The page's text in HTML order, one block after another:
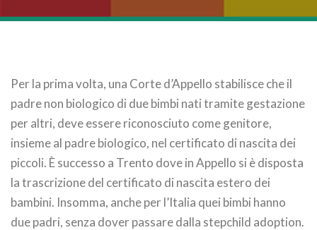
Per la prima volta, una Corte d’Appello stabilisce che il
padre non biologico di due bimbi nati tramite gestazione
per altri, deve essere riconosciuto come genitore,
insieme al padre biologico, nel certificato di nascita dei
piccoli. È successo a Trento dove in Appello si è disposta
la trascrizione del certificato di nascita estero dei
bambini. Insomma, anche per l’Italia quei bimbi hanno
due padri, senza dover passare dalla stepchild adoption.